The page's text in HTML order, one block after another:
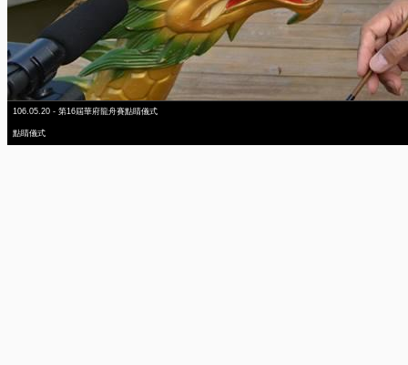
106.05.20 - 第16屆華府龍舟賽點睛儀式
點睛儀式